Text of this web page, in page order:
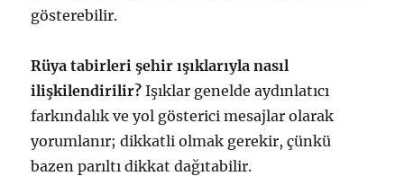
gösterebilir.
Rüya tabirleri şehir ışıklarıyla nasıl
ilişkilendirilir? Işıklar genelde aydınlatıcı
farkındalık ve yol gösterici mesajlar olarak
yorumlanır; dikkatli olmak gerekir, çünkü
bazen parıltı dikkat dağıtabilir.